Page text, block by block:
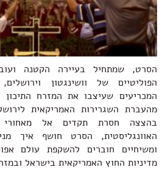
הסרט, שמתחיל בעיירה הקטנה
הפוליטיים של וושינגטון
המכריעים שעיצבו את המזרח התיכון
מהעברת השגרירות האמריקאית
בהצצה חסרת תקדים אל
האוונגליסטית, הסרט חושף איך
ומשיחיים חוברים להשקפת עולם
מדיניות החוץ האמריקאית בישראל